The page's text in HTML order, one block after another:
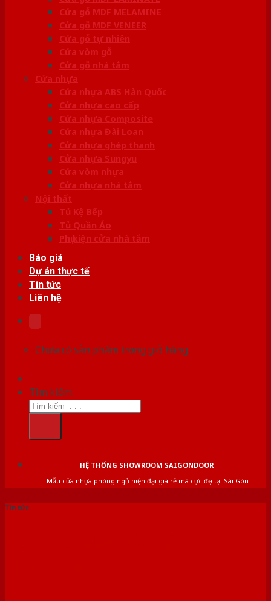
Cửa gỗ MDF MELAMINE
Cửa gỗ MDF VENEER
Cửa gỗ tự nhiên
Cửa vòm gỗ
Cửa gỗ nhà tắm
Cửa nhựa
Cửa nhựa ABS Hàn Quốc
Cửa nhựa cao cấp
Cửa nhựa Composite
Cửa nhựa Đài Loan
Cửa nhựa ghép thanh
Cửa nhựa Sungyu
Cửa vòm nhựa
Cửa nhựa nhà tắm
Nội thất
Tủ Kệ Bếp
Tủ Quần Áo
Phụ kiện cửa nhà tắm
Báo giá
Dự án thực tế
Tin tức
Liên hệ
Chưa có sản phẩm trong giỏ hàng.
Tìm kiếm:
HỆ THỐNG SHOWROOM SAIGONDOOR
Mẫu cửa nhựa phòng ngủ hiện đại giá rẻ mà cực đẹp tại Sài Gòn
Tin tức